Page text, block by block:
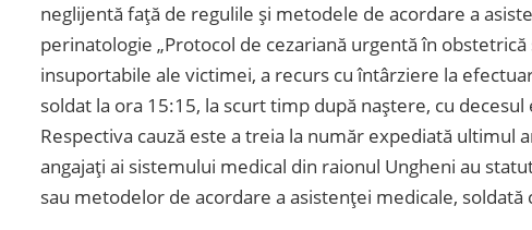
neglijentă față de regulile și metodele de acordare a
perinatologie „Protocol de cezariană urgentă în
insuportabile ale victimei, a recurs cu întârziere la
soldat la ora 15:15, la scurt timp după naștere, cu
Respectiva cauză este a treia la număr expediată ultimul
angajați ai sistemului medical din raionul Ungheni au
sau metodelor de acordare a asistenței medicale,